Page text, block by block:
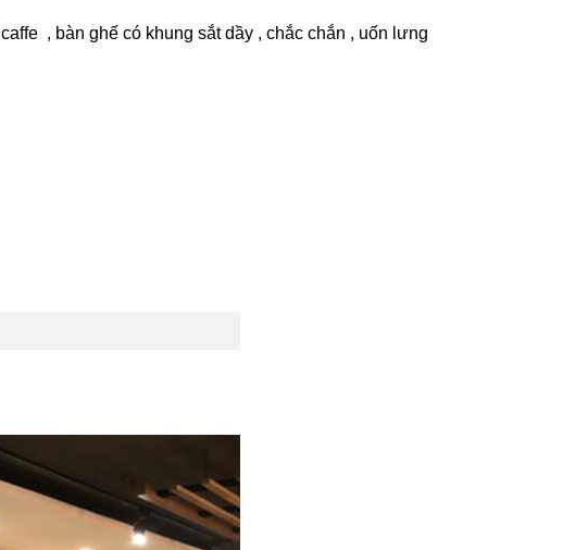
, bàn ghế có khung sắt dầy , chắc chắn , uốn lưng